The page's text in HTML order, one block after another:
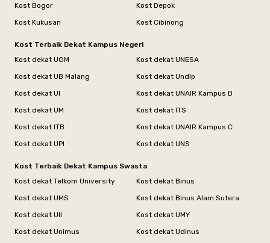
Kost Bogor
Kost Depok
Kost Kukusan
Kost Cibinong
Kost Terbaik Dekat Kampus Negeri
Kost dekat UGM
Kost dekat UNESA
Kost dekat UB Malang
Kost dekat Undip
Kost dekat UI
Kost dekat UNAIR Kampus B
Kost dekat UM
Kost dekat ITS
Kost dekat ITB
Kost dekat UNAIR Kampus C
Kost dekat UPI
Kost dekat UNS
Kost Terbaik Dekat Kampus Swasta
Kost dekat Telkom University
Kost dekat Binus
Kost dekat UMS
Kost dekat Binus Alam Sutera
Kost dekat UII
Kost dekat UMY
Kost dekat Unimus
Kost dekat Udinus